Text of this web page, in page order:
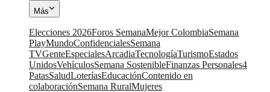
Más
Elecciones 2026Foros SemanaMejor ColombiaSemana
PlayMundoConfidencialesSemana
TVGenteEspecialesArcadiaTecnologíaTurismoEstados
UnidosVehículosSemana SostenibleFinanzas Personales4
PatasSaludLoteríasEducaciónContenido en
colaboraciónSemana RuralMujeres